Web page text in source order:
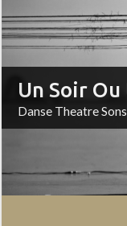
Un Soir
Danse Theatre